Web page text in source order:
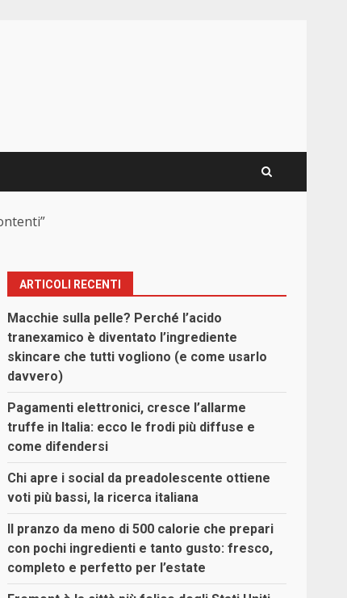
ARTICOLI RECENTI
Macchie sulla pelle? Perché l’acido
tranexamico è diventato l’ingrediente
skincare che tutti vogliono (e come usarlo
davvero)
Pagamenti elettronici, cresce l’allarme
truffe in Italia: ecco le frodi più diffuse e
come difendersi
Chi apre i social da preadolescente ottiene
voti più bassi, la ricerca italiana
Il pranzo da meno di 500 calorie che prepari
con pochi ingredienti e tanto gusto: fresco,
completo e perfetto per l’estate